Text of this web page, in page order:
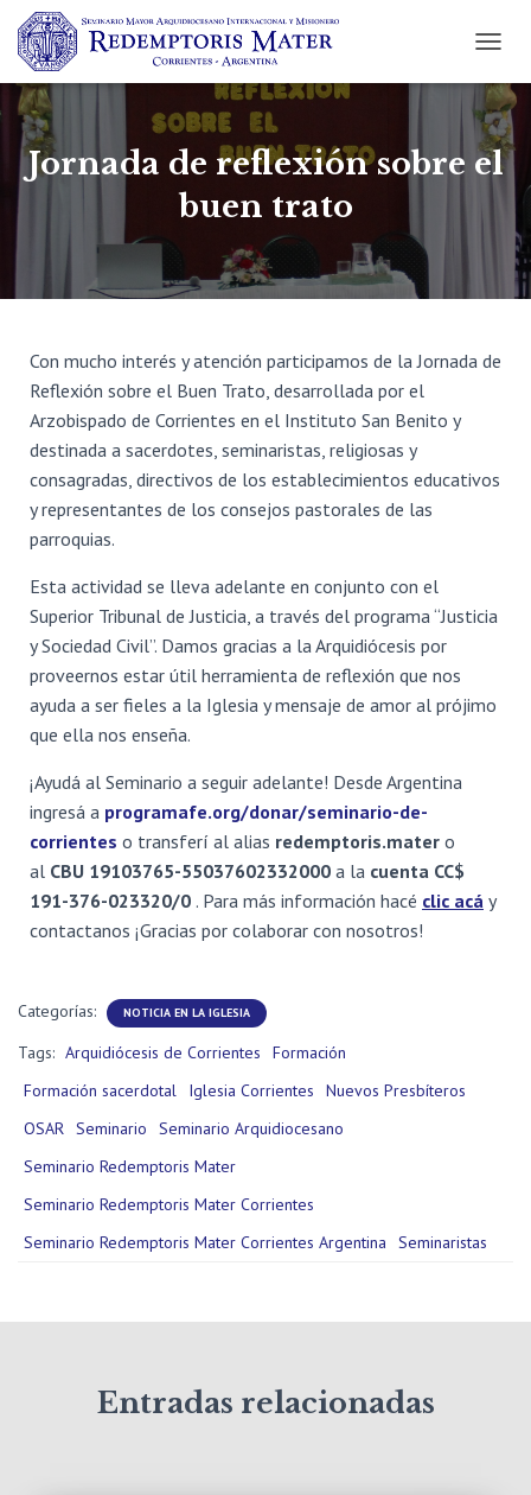
A
B
I
A
N
C
Jornada de reflexión sobre el
buen trato
Con mucho interés y atención participamos de la Jornada de
Reflexión sobre el Buen Trato, desarrollada por el
Arzobispado de Corrientes en el Instituto San Benito y
destinada a sacerdotes, seminaristas, religiosas y
consagradas, directivos de los establecimientos educativos
y representantes de los consejos pastorales de las
parroquias.
Esta actividad se lleva adelante en conjunto con el
Superior Tribunal de Justicia, a través del programa “Justicia
y Sociedad Civil”. Damos gracias a la Arquidiócesis por
proveernos estar útil herramienta de reflexión que nos
ayuda a ser fieles a la Iglesia y mensaje de amor al prójimo
que ella nos enseña.
¡Ayudá al Seminario a seguir adelante! Desde Argentina
ingresá a programafe.org/donar/seminario-de-
corrientes o transferí al alias redemptoris.mater o
al CBU 19103765-55037602332000 a la cuenta CC$
191-376-023320/0 . Para más información hacé clic acá y
contactanos ¡Gracias por colaborar con nosotros!
Categorías: NOTICIA EN LA IGLESIA
Tags: Arquidiócesis de Corrientes
Formación
Formación sacerdotal
Iglesia Corrientes
Nuevos Presbíteros
OSAR Seminario
Seminario Arquidiocesano
Seminario Redemptoris Mater
Seminario Redemptoris Mater Corrientes
Seminario Redemptoris Mater Corrientes Argentina
Seminaristas
Entradas relacionadas